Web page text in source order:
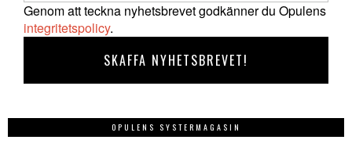
Genom att teckna nyhetsbrevet godkänner du Opulens
integritetspolicy.
OPULENS SYSTERMAGASIN